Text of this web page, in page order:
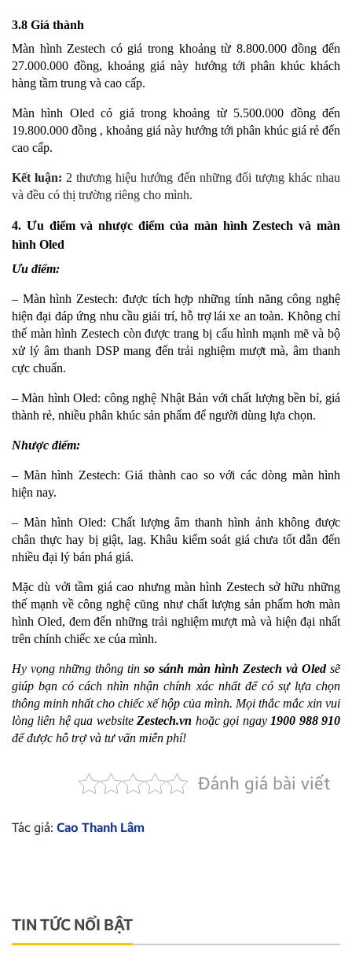
3.8 Giá thành
Màn hình Zestech có giá trong khoảng từ 8.800.000 đồng đến
27.000.000 đồng, khoảng giá này hướng tới phân khúc khách
hàng tầm trung và cao cấp.
Màn hình Oled có giá trong khoảng từ 5.500.000 đồng đến
19.800.000 đồng , khoảng giá này hướng tới phân khúc giá rẻ đến
cao cấp.
Kết luận: 2 thương hiệu hướng đến những đối tượng khác nhau
và đều có thị trường riêng cho mình.
4. Ưu điểm và nhược điểm của màn hình Zestech và màn
hình Oled
Ưu điểm:
– Màn hình Zestech: được tích hợp những tính năng công nghệ
hiện đại đáp ứng nhu cầu giải trí, hỗ trợ lái xe an toàn. Không chỉ
thế màn hình Zestech còn được trang bị cấu hình mạnh mẽ và bộ
xử lý âm thanh DSP mang đến trải nghiệm mượt mà, âm thanh
cực chuẩn.
– Màn hình Oled: công nghệ Nhật Bản với chất lượng bền bỉ, giá
thành rẻ, nhiều phân khúc sản phẩm để người dùng lựa chọn.
Nhược điểm:
– Màn hình Zestech: Giá thành cao so với các dòng màn hình
hiện nay.
– Màn hình Oled: Chất lượng âm thanh hình ảnh không được
chân thực hay bị giật, lag. Khâu kiểm soát giá chưa tốt dẫn đến
nhiều đại lý bán phá giá.
Mặc dù với tầm giá cao nhưng màn hình Zestech sở hữu những
thế mạnh về công nghệ cũng như chất lượng sản phẩm hơn màn
hình Oled, đem đến những trải nghiệm mượt mà và hiện đại nhất
trên chính chiếc xe của mình.
Hy vọng những thông tin so sánh màn hình Zestech và Oledsẽ
giúp bạn có cách nhìn nhận chính xác nhất để có sự lựa chọn
thông minh nhất cho chiếc xế hộp của mình. Mọi thắc mắc xin vui
lòng liên hệ qua websiteZestech.vn hoặc gọi ngay 1900 988 910
để được hỗ trợ và tư vấn miễn phí!
Đánh giá bài viết
Tác giả: Cao Thanh Lâm
TIN TỨC NỔI BẬT